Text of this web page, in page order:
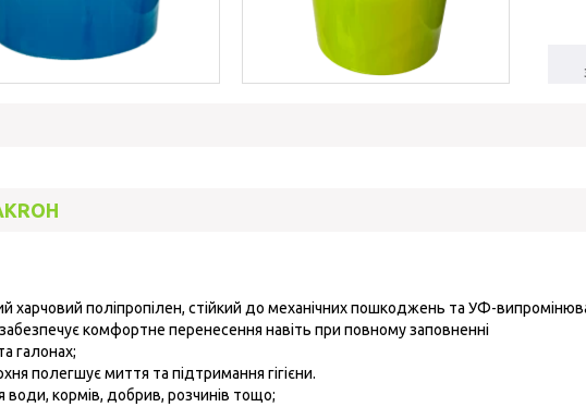
харчовий поліпропілен, стійкий до механічних пошкоджень та УФ-
комфортне перенесення навіть при повному заповненні
галонах;
полегшує миття та підтримання гігієни.
води, кормів, добрив, розчинів тощо;